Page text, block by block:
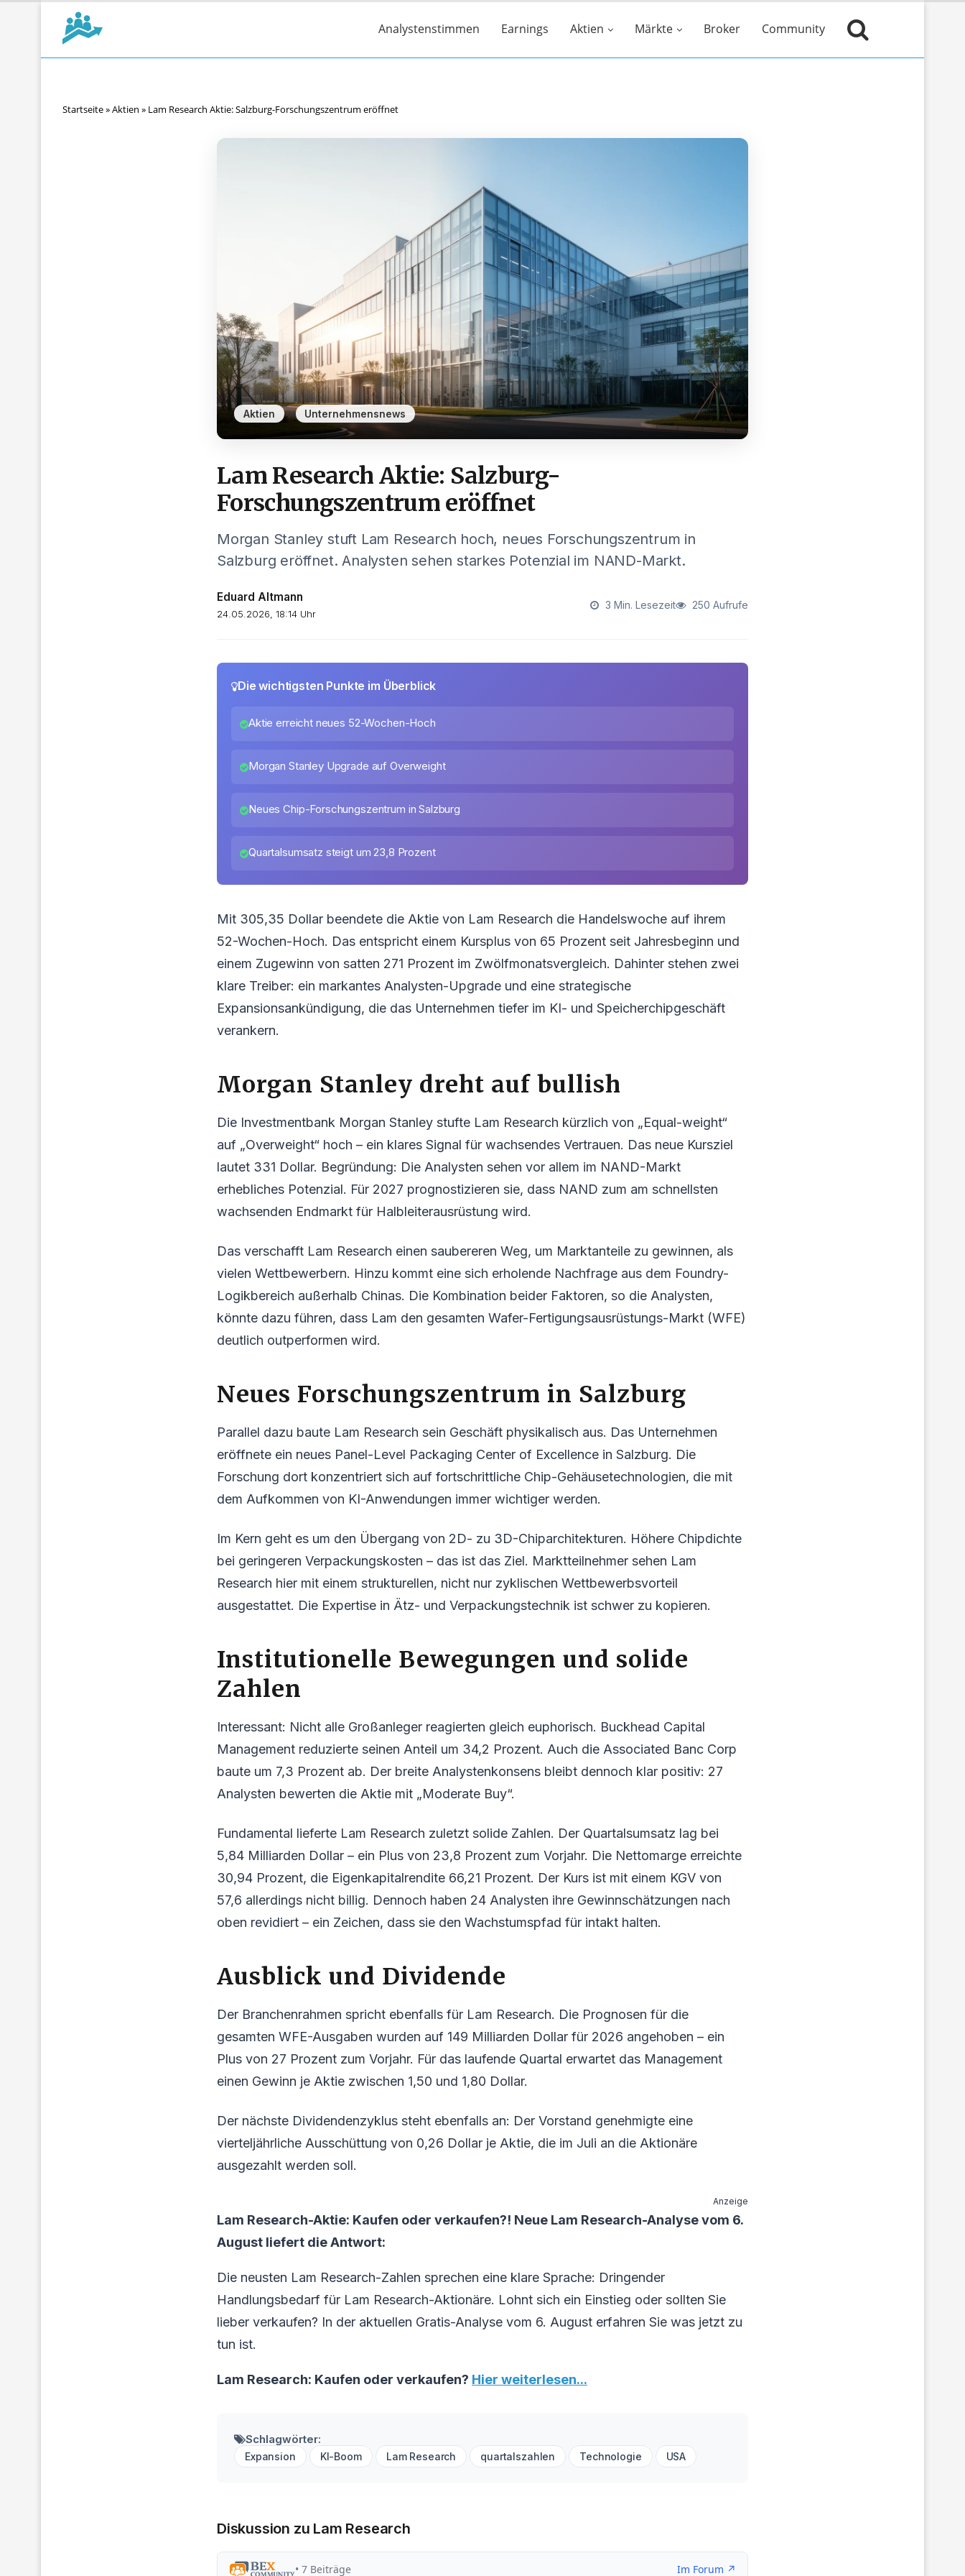
Analystenstimmen Earnings Aktien Märkte Broker Community
Startseite»Aktien » Lam Research Aktie: Salzburg-Forschungszentrum eröffnet
Aktien , Unternehmensnews
Lam Research Aktie: Salzburg-
Forschungszentrum eröffnet
Morgan Stanley stuft Lam Research hoch, neues Forschungszentrum in
Salzburg eröffnet. Analysten sehen starkes Potenzial im NAND-Markt.
Eduard Altmann
24.05.2026, 18:14 Uhr
3 Min. Lesezeit 250 Aufrufe
Die wichtigsten Punkte im Überblick
Aktie erreicht neues 52-Wochen-Hoch
Morgan Stanley Upgrade auf Overweight
Neues Chip-Forschungszentrum in Salzburg
Quartalsumsatz steigt um 23,8 Prozent
Mit 305,35 Dollar beendete die Aktie von Lam Research die Handelswoche auf ihrem
52-Wochen-Hoch. Das entspricht einem Kursplus von 65 Prozent seit Jahresbeginn und
einem Zugewinn von satten 271 Prozent im Zwölfmonatsvergleich. Dahinter stehen zwei
klare Treiber: ein markantes Analysten-Upgrade und eine strategische
Expansionsankündigung, die das Unternehmen tiefer im KI- und Speicherchipgeschäft
verankern.
Morgan Stanley dreht auf bullish
Die Investmentbank Morgan Stanley stufte Lam Research kürzlich von „Equal-weight“
auf „Overweight“ hoch – ein klares Signal für wachsendes Vertrauen. Das neue Kursziel
lautet 331 Dollar. Begründung: Die Analysten sehen vor allem im NAND-Markt
erhebliches Potenzial. Für 2027 prognostizieren sie, dass NAND zum am schnellsten
wachsenden Endmarkt für Halbleiterausrüstung wird.
Das verschafft Lam Research einen saubereren Weg, um Marktanteile zu gewinnen, als
vielen Wettbewerbern. Hinzu kommt eine sich erholende Nachfrage aus dem Foundry-
Logikbereich außerhalb Chinas. Die Kombination beider Faktoren, so die Analysten,
könnte dazu führen, dass Lam den gesamten Wafer-Fertigungsausrüstungs-Markt (WFE)
deutlich outperformen wird.
Neues Forschungszentrum in Salzburg
Parallel dazu baute Lam Research sein Geschäft physikalisch aus. Das Unternehmen
eröffnete ein neues Panel-Level Packaging Center of Excellence in Salzburg. Die
Forschung dort konzentriert sich auf fortschrittliche Chip-Gehäusetechnologien, die mit
dem Aufkommen von KI-Anwendungen immer wichtiger werden.
Im Kern geht es um den Übergang von 2D- zu 3D-Chiparchitekturen. Höhere Chipdichte
bei geringeren Verpackungskosten – das ist das Ziel. Marktteilnehmer sehen Lam
Research hier mit einem strukturellen, nicht nur zyklischen Wettbewerbsvorteil
ausgestattet. Die Expertise in Ätz- und Verpackungstechnik ist schwer zu kopieren.
Institutionelle Bewegungen und solide
Zahlen
Interessant: Nicht alle Großanleger reagierten gleich euphorisch. Buckhead Capital
Management reduzierte seinen Anteil um 34,2 Prozent. Auch die Associated Banc Corp
baute um 7,3 Prozent ab. Der breite Analystenkonsens bleibt dennoch klar positiv: 27
Analysten bewerten die Aktie mit „Moderate Buy“.
Fundamental lieferte Lam Research zuletzt solide Zahlen. Der Quartalsumsatz lag bei
5,84 Milliarden Dollar – ein Plus von 23,8 Prozent zum Vorjahr. Die Nettomarge erreichte
30,94 Prozent, die Eigenkapitalrendite 66,21 Prozent. Der Kurs ist mit einem KGV von
57,6 allerdings nicht billig. Dennoch haben 24 Analysten ihre Gewinnschätzungen nach
oben revidiert – ein Zeichen, dass sie den Wachstumspfad für intakt halten.
Ausblick und Dividende
Der Branchenrahmen spricht ebenfalls für Lam Research. Die Prognosen für die
gesamten WFE-Ausgaben wurden auf 149 Milliarden Dollar für 2026 angehoben – ein
Plus von 27 Prozent zum Vorjahr. Für das laufende Quartal erwartet das Management
einen Gewinn je Aktie zwischen 1,50 und 1,80 Dollar.
Der nächste Dividendenzyklus steht ebenfalls an: Der Vorstand genehmigte eine
vierteljährliche Ausschüttung von 0,26 Dollar je Aktie, die im Juli an die Aktionäre
ausgezahlt werden soll.
Anzeige
Lam Research-Aktie: Kaufen oder verkaufen?! Neue Lam Research-Analyse vom 6.
August liefert die Antwort:
Die neusten Lam Research-Zahlen sprechen eine klare Sprache: Dringender
Handlungsbedarf für Lam Research-Aktionäre. Lohnt sich ein Einstieg oder sollten Sie
lieber verkaufen? In der aktuellen Gratis-Analyse vom 6. August erfahren Sie was jetzt zu
tun ist.
Lam Research: Kaufen oder verkaufen? Hier weiterlesen...
Schlagwörter:
Expansion KI-Boom Lam Research quartalszahlen Technologie USA
Diskussion zu Lam Research